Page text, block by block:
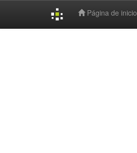
Página de inicio